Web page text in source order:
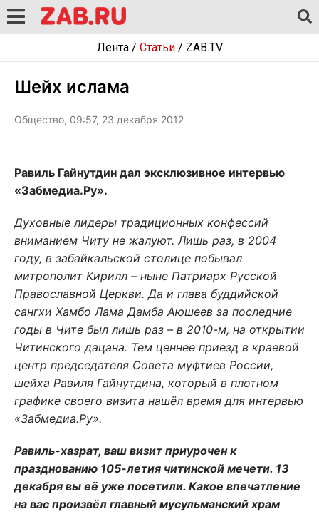
Лента/ Статьи/ ZAB.TV
Шейх ислама
Общество, 09:57, 23 декабря 2012
Равиль Гайнутдин дал эксклюзивное интервью
«Забмедиа.Ру».
Духовные лидеры традиционных конфессий
вниманием Читу не жалуют. Лишь раз, в 2004
году, в забайкальской столице побывал
митрополит Кирилл – ныне Патриарх Русской
Православной Церкви. Да и глава буддийской
сангхи Хамбо Лама Дамба Аюшеев за последние
годы в Чите был лишь раз – в 2010-м, на открытии
Читинского дацана. Тем ценнее приезд в краевой
центр председателя Совета муфтиев России,
шейха Равиля Гайнутдина, который в плотном
графике своего визита нашёл время для интервью
«Забмедиа.Ру».
Равиль-хазрат, ваш визит приурочен к
празднованию 105-летия читинской мечети. 13
декабря вы её уже посетили. Какое впечатление
на вас произвёл главный мусульманский храм